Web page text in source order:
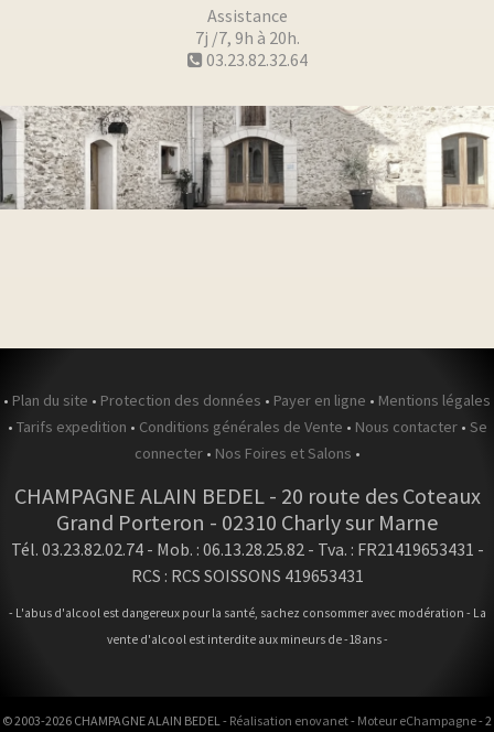
Assistance
7j /7, 9h à 20h.
03.23.82.32.64
• Plan du site • Protection des données • Payer en ligne • Mentions légales
• Tarifs expedition • Conditions générales de Vente • Nous contacter • Se
connecter • Nos Foires et Salons •
CHAMPAGNE ALAIN BEDEL- 20 route des Coteaux
Grand Porteron - 02310 Charly sur Marne
Tél. 03.23.82.02.74 - Mob. : 06.13.28.25.82 - Tva. : FR21419653431 -
RCS : RCS SOISSONS 419653431
- L'abus d'alcool est dangereux pour la santé, sachez consommer avec modération - La
vente d'alcool est interdite aux mineurs de -18ans -
© 2003-2026 CHAMPAGNE ALAIN BEDEL - Réalisation enovanet- Moteur eChampagne- 2